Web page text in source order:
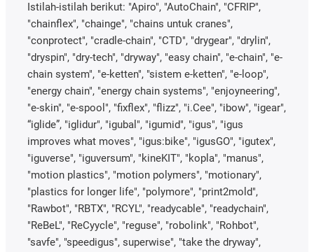
Istilah-istilah berikut: "Apiro", "AutoChain", "CFRIP",
"chainflex", "chainge", "chains untuk cranes",
"conprotect", "cradle-chain", "CTD", "drygear", "drylin",
"dryspin", "dry-tech", "dryway", "easy chain", "e-chain", "e-
chain system", "e-ketten", "sistem e-ketten", "e-loop",
"energy chain", "energy chain systems", "enjoyneering",
"e-skin", "e-spool", "fixflex", "flizz", "i.Cee", "ibow", "igear",
“iglide”, "iglidur", "igubal", "igumid", "igus", "igus
improves what moves", "igus:bike", "igusGO", "igutex",
"iguverse", "iguversum", "kineKIT", "kopla", "manus",
"motion plastics", "motion polymers", "motionary",
"plastics for longer life", "polymore", "print2mold",
"Rawbot", "RBTX", "RCYL", "readycable", "readychain",
"ReBeL", "ReCyycle", "reguse", "robolink", "Rohbot",
"savfe", "speedigus", superwise", "take the dryway",